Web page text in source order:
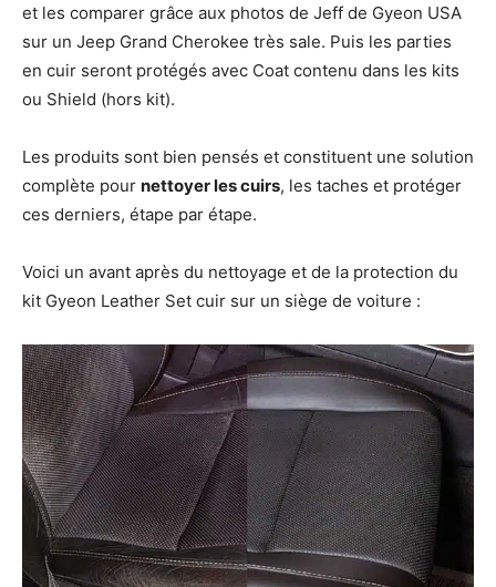
et les comparer grâce aux photos de Jeff de Gyeon USA
sur un Jeep Grand Cherokee très sale. Puis les parties
en cuir seront protégés avec Coat contenu dans les kits
ou Shield (hors kit).
Les produits sont bien pensés et constituent une solution
complète pour nettoyer les cuirs, les taches et protéger
ces derniers, étape par étape.
Voici un avant après du nettoyage et de la protection du
kit Gyeon Leather Set cuir sur un siège de voiture :